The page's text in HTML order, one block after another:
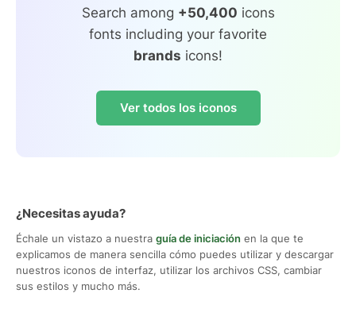
Search among +50,400 icons
fonts including your favorite
brands icons!
Ver todos los iconos
¿Necesitas ayuda?
Échale un vistazo a nuestra guía de iniciación en la que te
explicamos de manera sencilla cómo puedes utilizar y descargar
nuestros iconos de interfaz, utilizar los archivos CSS, cambiar
sus estilos y mucho más.